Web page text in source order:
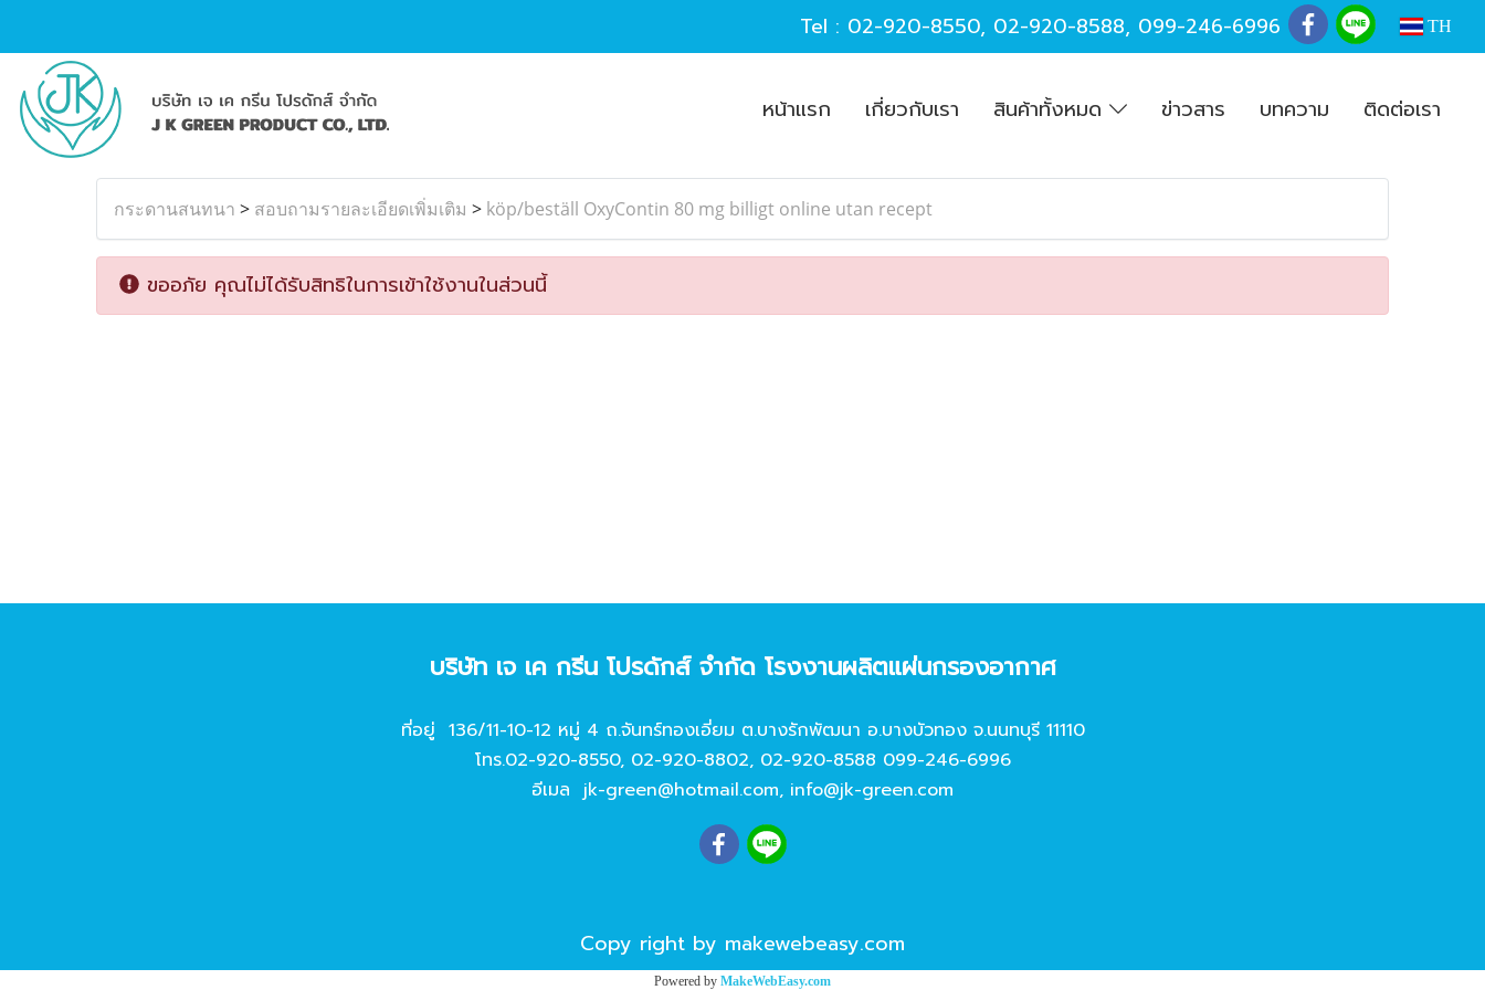
Tel : 02-920-8550, 02-920-8588, 099-246-6996 TH
หน้าแรก เกี่ยวกับเรา สินค้าทั้งหมด ข่าวสาร บทความ ติดต่อเรา
กระดานสนทนา > สอบถามรายละเอียดเพิ่มเติม > köp/beställ OxyContin 80 mg billigt online utan recept
ขออภัย คุณไม่ได้รับสิทธิในการเข้าใช้งานในส่วนนี้
บริษัท เจ เค กรีน โปรดักส์ จํากัด โรงงานผลิตแผ่นกรองอากาศ
ที่อยู่ 136/11-10-12 หมู่ 4 ถ.จันทร์ทองเอี่ยม ต.บางรักพัฒนา อ.บางบัวทอง จ.นนทบุรี 11110
โทร.02-920-8550, 02-920-8802, 02-920-8588 099-246-6996
อีเมล jk-green@hotmail.com, info@jk-green.com
Copy right by makewebeasy.com
Powered by MakeWebEasy.com